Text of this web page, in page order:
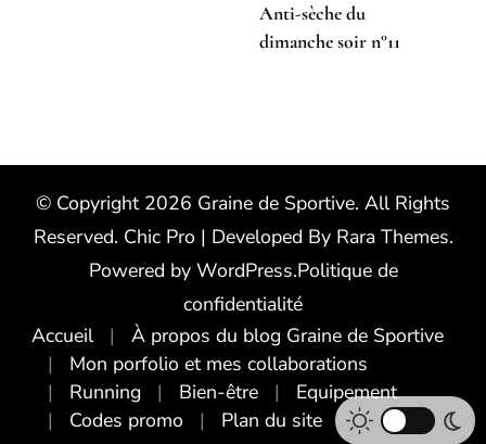
Anti-sèche du
dimanche soir n°11
© Copyright 2026 Graine de Sportive. All Rights
Reserved. Chic Pro | Developed By Rara Themes.
Powered by WordPress.Politique de
confidentialité
Accueil
À propos du blog Graine de Sportive
Mon porfolio et mes collaborations
Running
Bien-être
Equipement
Codes promo
Plan du site